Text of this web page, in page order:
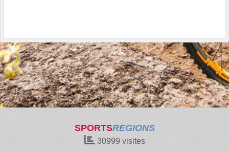
SPORTSREGIONS
30999 visites